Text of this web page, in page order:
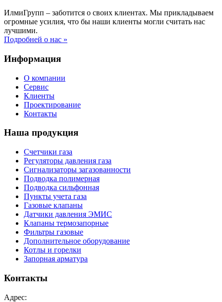
ИлмиГрупп – заботится о своих клиентах. Мы прикладываем
огромные усилия, что бы наши клиенты могли считать нас
лучшими.
Подробней о нас »
Информация
О компании
Сервис
Клиенты
Проектирование
Контакты
Наша продукция
Счетчики газа
Регуляторы давления газа
Сигнализаторы загазованности
Подводка полимерная
Подводка сильфонная
Пункты учета газа
Газовые клапаны
Датчики давления ЭМИС
Клапаны термозапорные
Фильтры газовые
Дополнительное оборудование
Котлы и горелки
Запорная арматура
Контакты
Адрес: